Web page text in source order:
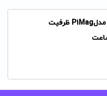
پاوربانک سی بای مدلP1Mag ظرفیت